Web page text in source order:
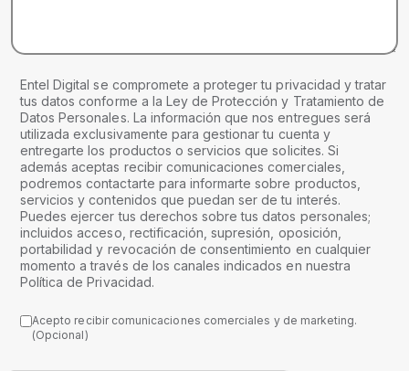
Entel Digital se compromete a proteger tu privacidad y tratar
tus datos conforme a la Ley de Protección y Tratamiento de
Datos Personales. La información que nos entregues será
utilizada exclusivamente para gestionar tu cuenta y
entregarte los productos o servicios que solicites. Si
además aceptas recibir comunicaciones comerciales,
podremos contactarte para informarte sobre productos,
servicios y contenidos que puedan ser de tu interés.
Puedes ejercer tus derechos sobre tus datos personales;
incluidos acceso, rectificación, supresión, oposición,
portabilidad y revocación de consentimiento en cualquier
momento a través de los canales indicados en nuestra
Política de Privacidad.
Acepto recibir comunicaciones comerciales y de marketing.
(Opcional)